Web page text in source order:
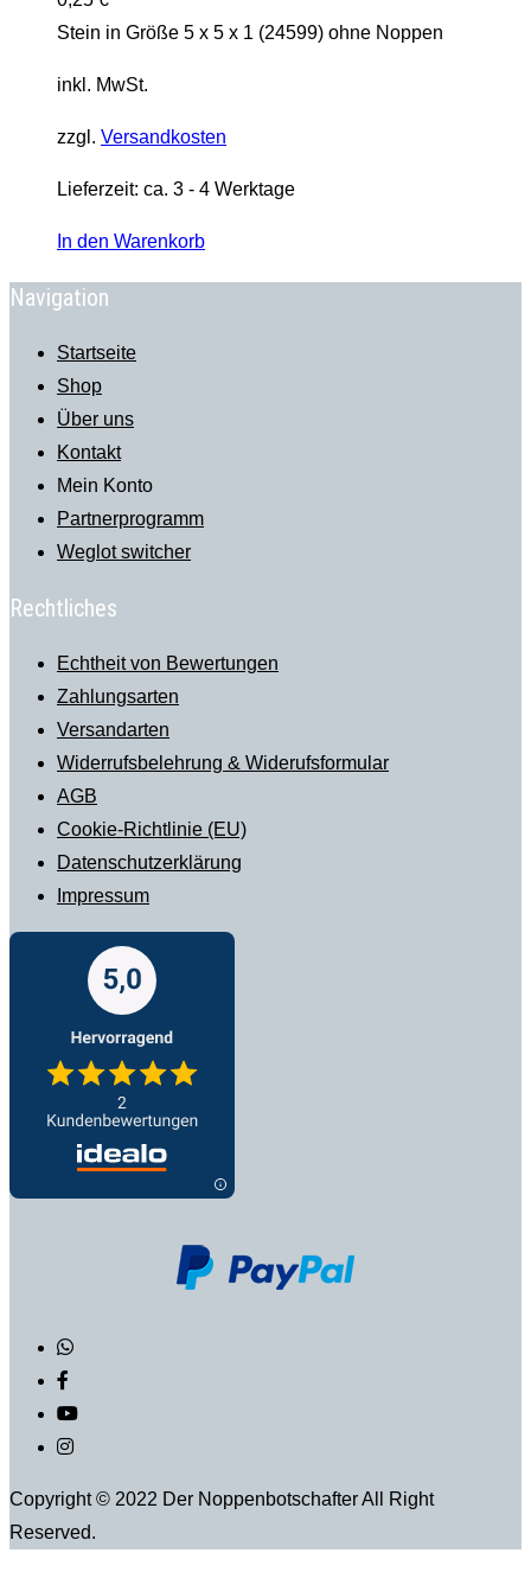
Stein in Größe 5 x 5 x 1 (24599) ohne Noppen
inkl. MwSt.
zzgl. Versandkosten
Lieferzeit: ca. 3 - 4 Werktage
In den Warenkorb
Navigation
Startseite
Shop
Über uns
Kontakt
Mein Konto
Partnerprogramm
Weglot switcher
Rechtliches
Echtheit von Bewertungen
Zahlungsarten
Versandarten
Widerrufsbelehrung & Widerufsformular
AGB
Cookie-Richtlinie (EU)
Datenschutzerklärung
Impressum
Copyright © 2022 Der Noppenbotschafter All Right
Reserved.